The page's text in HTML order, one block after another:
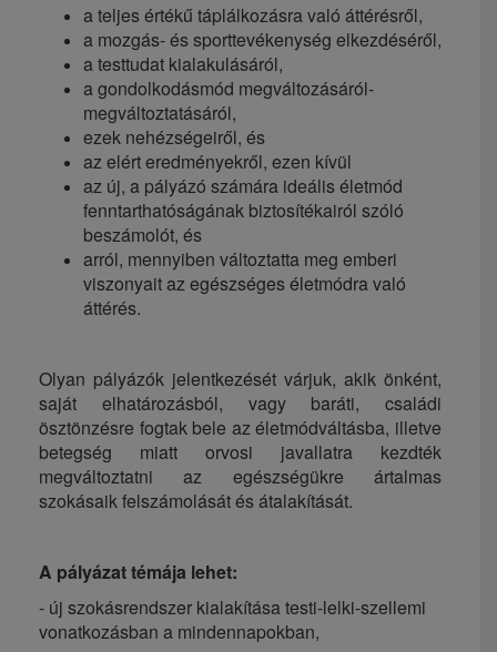
a teljes értékű táplálkozásra való áttérésről,
a mozgás- és sporttevékenység elkezdéséről,
a testtudat kialakulásáról,
a gondolkodásmód megváltozásáról-
megváltoztatásáról,
ezek nehézségeiről, és
az elért eredményekről, ezen kívül
az új, a pályázó számára ideális életmód
fenntarthatóságának biztosítékairól szóló
beszámolót, és
arról, mennyiben változtatta meg emberi
viszonyait az egészséges életmódra való
áttérés.
Olyan pályázók jelentkezését várjuk, akik önként,
saját elhatározásból, vagy baráti, családi
ösztönzésre fogtak bele az életmódváltásba, illetve
betegség miatt orvosi javallatra kezdték
megváltoztatni az egészségükre ártalmas
szokásaik felszámolását és átalakítását.
A pályázat témája lehet:
- új szokásrendszer kialakítása testi-lelki-szellemi
vonatkozásban a mindennapokban,